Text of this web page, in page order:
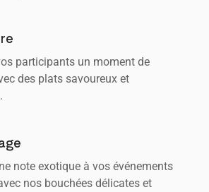
participants un moment de
des plats savoureux et
note exotique à vos événements
nos bouchées délicates et